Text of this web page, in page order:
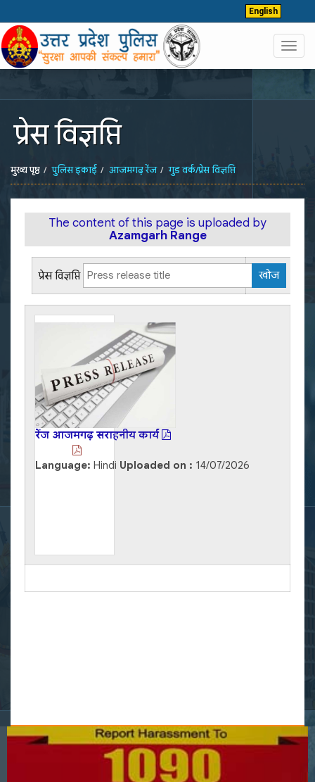
English
प्रेस विज्ञप्ति
मुख्य पृष्ठ पुलिस इकाई आजमगढ़ रेंज गुड वर्क/प्रेस विज्ञप्ति
The content of this page is uploaded by
Azamgarh Range
प्रेस विज्ञप्ति
रेंज आजमगढ़ सराहनीय कार्य
Language: Hindi Uploaded on : 14/07/2026